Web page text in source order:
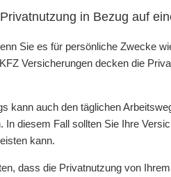
in Bezug auf
Sie es für persönliche Zwecke
Versicherungen decken die
kann auch den täglichen
diesem Fall sollten Sie Ihre
kann.
dass die Privatnutzung von